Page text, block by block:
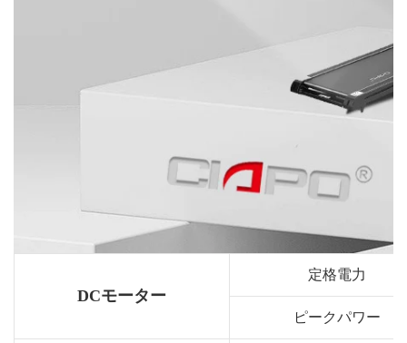
DCモーター
定格電力
ピークパワー